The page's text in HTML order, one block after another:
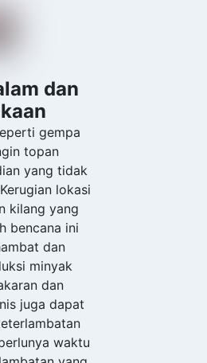
dan
gempa
topan
yang tidak
lokasi
kilang yang
bencana ini
dan
minyak
dan
juga dapat
waktu